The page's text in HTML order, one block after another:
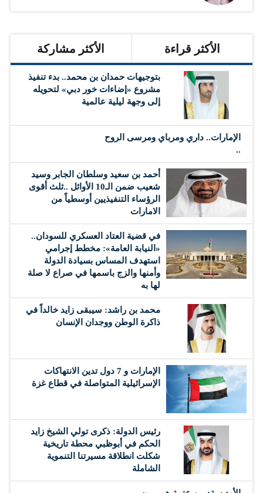
الأكثر قراءة الأكثر مشاركة
بتوجيهات حمدان بن محمد.. بدء تنفيذ
مشروع «إضاءات خور دبي» لتحويله
إلى وجهة ليلية عالمية
الإمارات.. داري ومرباي ومرسى الروح
..
أحمد بن سعيد وسلطان الجابر وسيد
شعيب ضمن الـ10 الأوائل ..ثلث أقوى
الرؤساء التنفيذيين أوسطياً من
الامارات
في قضية العتاد العسكري للسودان..
«النيابة العامة»: مخطط إجرامي
استهدف المساس بسيادة الدولة
وأمنها والزج باسمها في صراع لا صلة
لها به
محمد بن راشد: سيبقى زايد خالداً في
ذاكرة الوطن ووجدان الإنسان
الإمارات و 7 دول تدين الانتهاكات
الإسرائيلية المتواصلة في قطاع غزة
رئيس الدولة: ذكرى تولي الشيخ زايد
الحكم في أبوظبي محطة تاريخية
شكلت انطلاقة مسيرتنا التنموية
الشاملة